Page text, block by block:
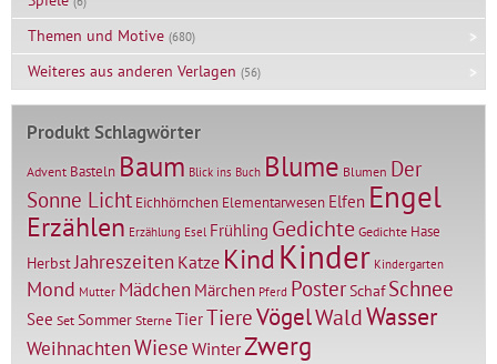
Themen und Motive (680)
Weiteres aus anderen Verlagen (56)
Produkt Schlagwörter
Advent Basteln Baum Blick ins Buch Blume Blumen Der
Sonne Licht Eichhörnchen Elementarwesen Elfen Engel
Erzählen Erzählung Esel Frühling Gedichte Gedichte Hase
HerbstJahreszeitenKatze KindKinder Kindergarten
Mond Mutter Mädchen Märchen Pferd PosterSchaf Schnee
See Set Sommer Sterne TierTiereVögelWaldWasser
WeihnachtenWiese WinterZwerg